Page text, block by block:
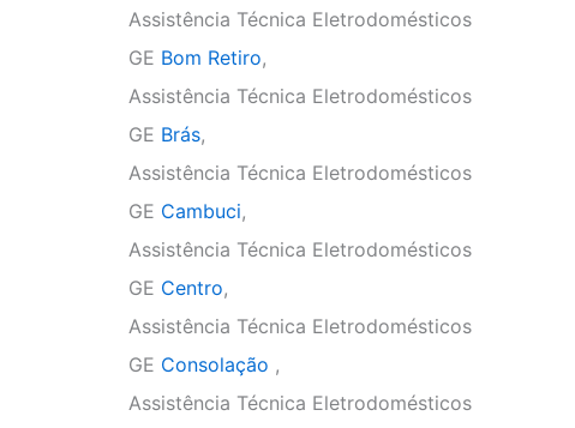
Assistência Técnica Eletrodomésticos
GE Bom Retiro,
Assistência Técnica Eletrodomésticos
GE Brás,
Assistência Técnica Eletrodomésticos
GE Cambuci,
Assistência Técnica Eletrodomésticos
GE Centro,
Assistência Técnica Eletrodomésticos
GE Consolação ,
Assistência Técnica Eletrodomésticos